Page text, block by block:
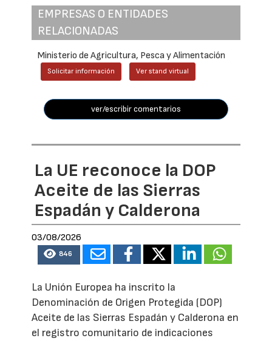
EMPRESAS O ENTIDADES
RELACIONADAS
Ministerio de Agricultura, Pesca y Alimentación
Solicitar información Ver stand virtual
ver/escribir comentarios
La UE reconoce la DOP
Aceite de las Sierras
Espadán y Calderona
03/08/2026
846
La Unión Europea ha inscrito la
Denominación de Origen Protegida (DOP)
Aceite de las Sierras Espadán y Calderona en
el registro comunitario de indicaciones